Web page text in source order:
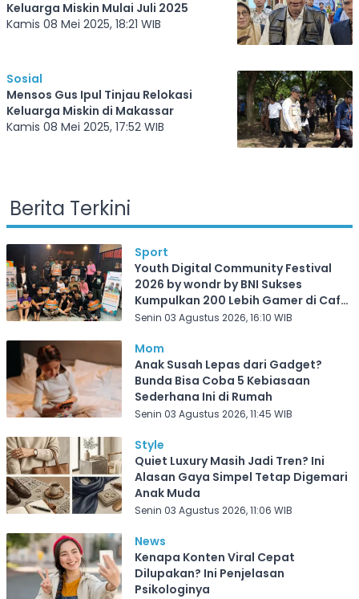
Keluarga Miskin Mulai Juli 2025
Kamis 08 Mei 2025, 18:21 WIB
Sosial
Mensos Gus Ipul Tinjau Relokasi
Keluarga Miskin di Makassar
Kamis 08 Mei 2025, 17:52 WIB
Berita Terkini
Sport
Youth Digital Community Festival
2026 by wondr by BNI Sukses
Kumpulkan 200 Lebih Gamer di Cafe
Frekuensi Depok
Senin 03 Agustus 2026, 16:10 WIB
Mom
Anak Susah Lepas dari Gadget?
Bunda Bisa Coba 5 Kebiasaan
Sederhana Ini di Rumah
Senin 03 Agustus 2026, 11:45 WIB
Style
Quiet Luxury Masih Jadi Tren? Ini
Alasan Gaya Simpel Tetap Digemari
Anak Muda
Senin 03 Agustus 2026, 11:06 WIB
News
Kenapa Konten Viral Cepat
Dilupakan? Ini Penjelasan
Psikologinya